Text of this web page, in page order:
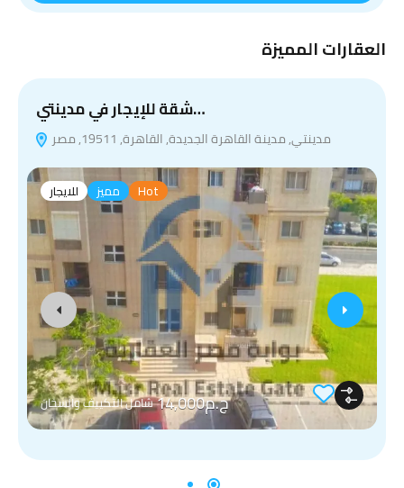
العقارات المميزة
شقة للإيجار في مدينتي…
مدينتي, مدينة القاهرة الجديدة, القاهرة, 19511, مصر
للايجار مميز Hot
ج.م14,000 شامل التكييف والسخان